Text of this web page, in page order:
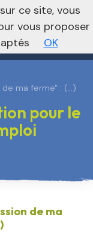
Vers le site national
de ma ferme" : (…)
pour le
de ma
ce site, vous
vous proposer
OK